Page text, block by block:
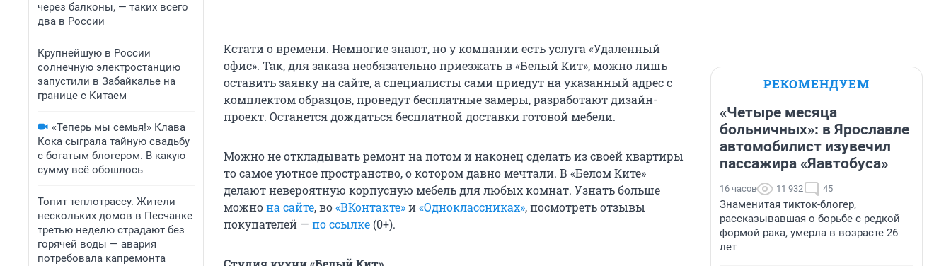
через балконы, — таких всего
два в России
Крупнейшую в России
солнечную электростанцию
запустили в Забайкалье на
границе с Китаем
«Теперь мы семья!» Клава
Кока сыграла тайную свадьбу
с богатым блогером. В какую
сумму всё обошлось
Топит теплотрассу. Жители
нескольких домов в Песчанке
третью неделю страдают без
горячей воды — авария
потребовала капремонта
Кстати о времени. Немногие знают, но у компании есть услуга «Удаленный
офис». Так, для заказа необязательно приезжать в «Белый Кит», можно лишь
оставить заявку на сайте, а специалисты сами приедут на указанный адрес с
комплектом образцов, проведут бесплатные замеры, разработают дизайн-
проект. Останется дождаться бесплатной доставки готовой мебели.
Можно не откладывать ремонт на потом и наконец сделать из своей квартиры
то самое уютное пространство, о котором давно мечтали. В «Белом Ките»
делают невероятную корпусную мебель для любых комнат. Узнать больше
можнона сайте, во«ВКонтакте»и«Одноклассниках», посмотреть отзывы
покупателей — по ссылке (0+).
РЕКОМЕНДУЕМ
«Четыре месяца
больничных»: в Ярославле
автомобилист изувечил
пассажира «Яавтобуса»
16 часов 11 932 45
Знаменитая тикток-блогер,
рассказывавшая о борьбе с редкой
формой рака, умерла в возрасте 26
лет